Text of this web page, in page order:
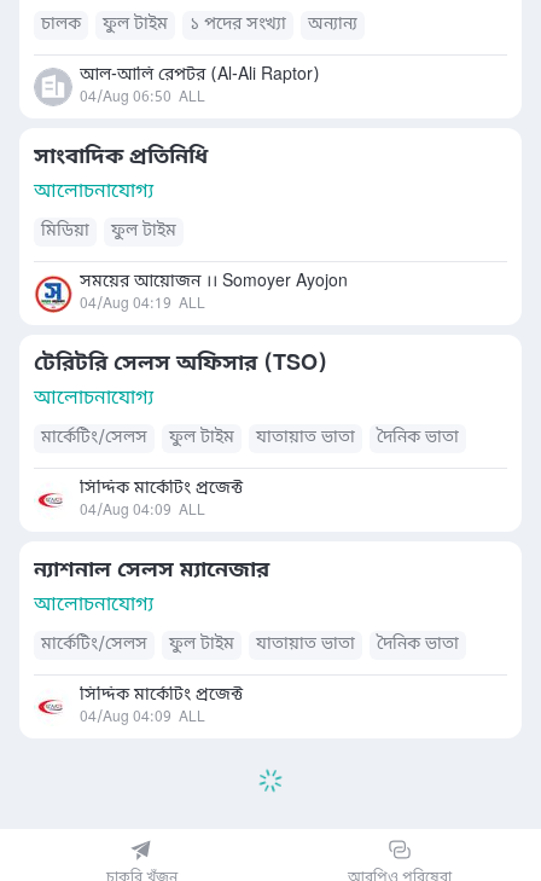
চালক ফুল টাইম ১ পদের সংখ্যা অন্যান্য
আল-আলি রেপটর (Al-Ali Raptor)
04/Aug 06:50 ALL
সাংবাদিক প্রতিনিধি
আলোচনাযোগ্য
মিডিয়া ফুল টাইম
সময়ের আয়োজন ।। Somoyer Ayojon
04/Aug 04:19 ALL
টেরিটরি সেলস অফিসার (TSO)
আলোচনাযোগ্য
মার্কেটিং/সেলস ফুল টাইম যাতায়াত ভাতা দৈনিক ভাতা
সিদ্দিক মার্কেটিং প্রজেক্ট
04/Aug 04:09 ALL
ন্যাশনাল সেলস ম্যানেজার
আলোচনাযোগ্য
মার্কেটিং/সেলস ফুল টাইম যাতায়াত ভাতা দৈনিক ভাতা
সিদ্দিক মার্কেটিং প্রজেক্ট
04/Aug 04:09 ALL